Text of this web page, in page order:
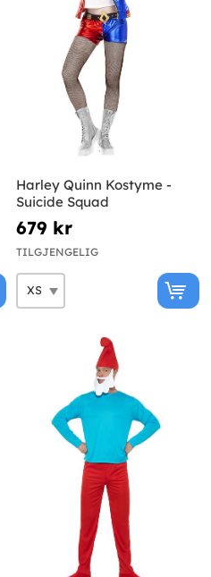
Harley Quinn Kostyme -
Suicide Squad
679 kr
TILGJENGELIG